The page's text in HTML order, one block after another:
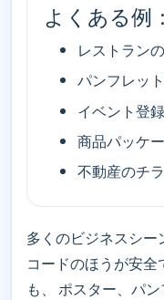
よくある例：
レストラン
パンフレッ
イベント登
商品パッケ
不動産のチ
多くのビジネスシ
コードのほうが安
も、 ポスター、パ